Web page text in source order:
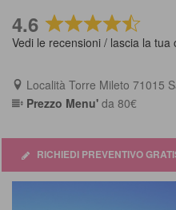
4.6
Rated
4.6
of
5
Vedi le recensioni / lascia la tua
Località Torre Mileto 71015
Prezzo Menu' da 80€
RICHIEDI PREVENTIVO